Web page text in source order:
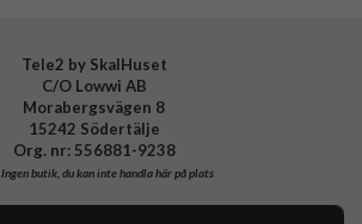
Tele2 by SkalHuset
C/O Lowwi AB
Morabergsvägen 8
15242 Södertälje
Org. nr: 556881-9238
Ingen butik, du kan inte handla här på plats